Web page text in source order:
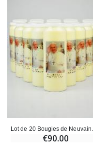
€90.00